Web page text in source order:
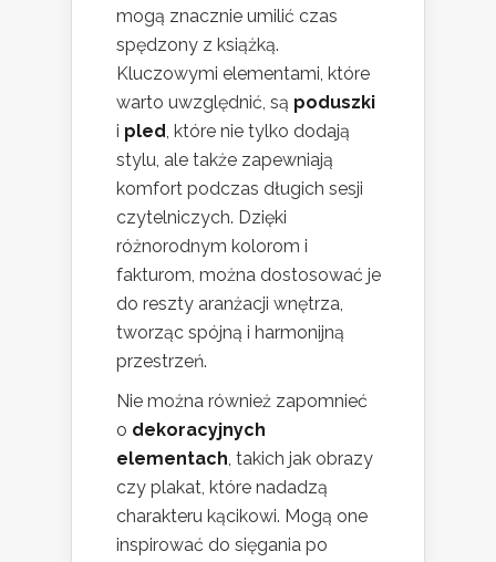
mogą znacznie umilić czas
spędzony z książką.
Kluczowymi elementami, które
warto uwzględnić, są poduszki
i pled, które nie tylko dodają
stylu, ale także zapewniają
komfort podczas długich sesji
czytelniczych. Dzięki
różnorodnym kolorom i
fakturom, można dostosować je
do reszty aranżacji wnętrza,
tworząc spójną i harmonijną
przestrzeń.
Nie można również zapomnieć
o dekoracyjnych
elementach, takich jak obrazy
czy plakat, które nadadzą
charakteru kącikowi. Mogą one
inspirować do sięgania po